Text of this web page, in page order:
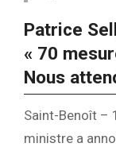
Patrice
« 70
Nous
Saint-Benoît –
ministre a